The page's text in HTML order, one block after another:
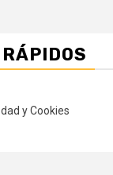
y Cookies